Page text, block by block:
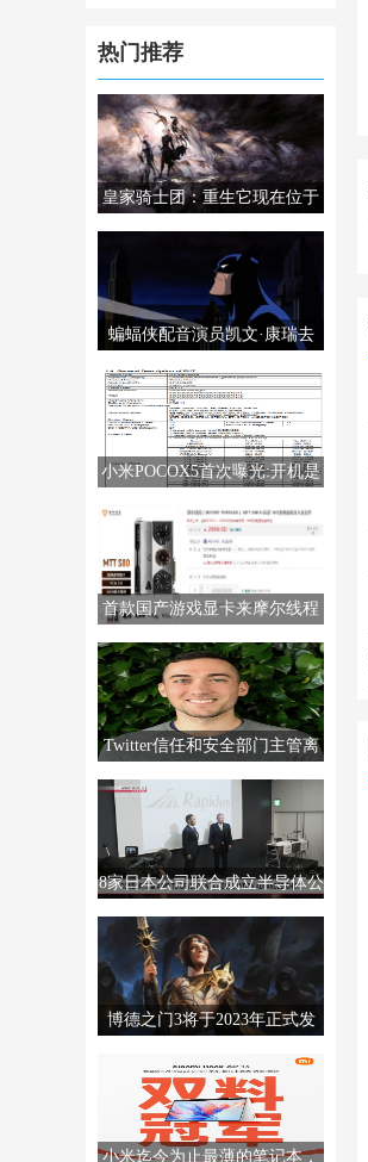
热门推荐
皇家骑士团：重生它现在位于
PS5/PS4/PC/NS上。
蝙蝠侠配音演员凯文·康瑞去
小米POCOX5首次曝光:开机是
首款国产游戏显卡来摩尔线程
MTTS80，售价2999元。
Twitter信任和安全部门主管离
职，销售经理撤回辞呈
8家日本公司联合成立半导体公
司Rapidus，制造高级芯片。
博德之门3将于2023年正式发
小米迄今为止最薄的笔记本，